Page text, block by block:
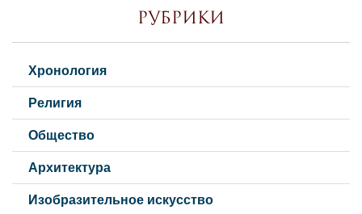
Рубрики
Хронология
Религия
Общество
Архитектура
Изобразительное искусство